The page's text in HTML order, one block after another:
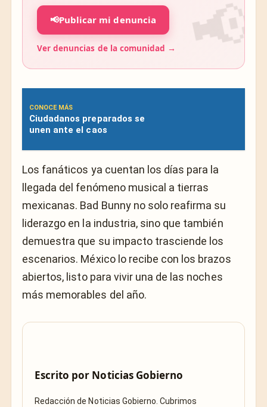
📢Publicar mi denuncia
Ver denuncias de la comunidad →
CONOCE MÁS
Ciudadanos preparados se
unen ante el caos
Los fanáticos ya cuentan los días para la
llegada del fenómeno musical a tierras
mexicanas. Bad Bunny no solo reafirma su
liderazgo en la industria, sino que también
demuestra que su impacto trasciende los
escenarios. México lo recibe con los brazos
abiertos, listo para vivir una de las noches
más memorables del año.
Escrito por Noticias Gobierno
Redacción de Noticias Gobierno. Cubrimos